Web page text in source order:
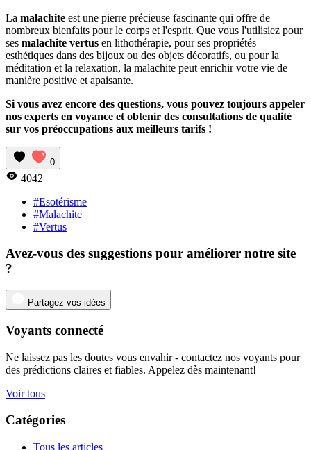
La malachite est une pierre précieuse fascinante qui offre de
nombreux bienfaits pour le corps et l'esprit. Que vous l'utilisiez pour
ses malachite vertus en lithothérapie, pour ses propriétés
esthétiques dans des bijoux ou des objets décoratifs, ou pour la
méditation et la relaxation, la malachite peut enrichir votre vie de
manière positive et apaisante.
Si vous avez encore des questions, vous pouvez toujours appeler
nos experts en voyance et obtenir des consultations de qualité
sur vos préoccupations aux meilleurs tarifs !
0
4042
#Esotérisme
#Malachite
#Vertus
Avez-vous des suggestions pour améliorer notre site
?
Partagez vos idées
Voyants connecté
Ne laissez pas les doutes vous envahir - contactez nos voyants pour
des prédictions claires et fiables. Appelez dès maintenant!
Voir tous
Catégories
Tous les articles